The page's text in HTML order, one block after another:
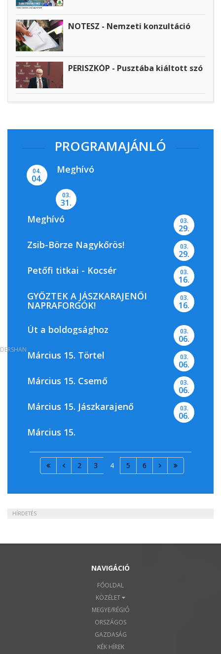
NOTESZ - Nemzeti konzultáció
PERISZKÓP - Pusztába kiáltott szó
PROGRAMAJÁNLÓ
04.
04.
Meghívó
03.
31.
Meghívó 03.
29.
Zsib-Börze Nagykőrös! 03.
29.
Petőfi titkai - Kocsér 03.
16.
GYŐZTEK A JÁSZKARAJENŐI
NAPRAFORGÓK!
03.
16.
Út a boldogsághoz 03.
06.
Március 15. Törtel 03.
06.
Március 15. Csemő 03.
06.
Március 15. Jászkarajenő 03.
06.
Március 15.
2 3 4 5 6
HÍRDETÉS
NAVIGÁCIÓ
FŐOLDAL
KÖZÉLET
MEGYE/RÉGIÓ
ORSZÁGOS
GAZDASÁG
KÉK HÍREK
DERSHAN